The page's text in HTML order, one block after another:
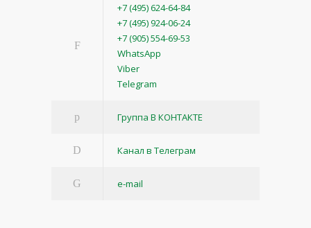
+7 (495) 624-64-84
+7 (495) 924-06-24
+7 (905) 554-69-53
WhatsApp
Viber
Telegram
Группа В КОНТАКТЕ
Канал в Телеграм
e-mail